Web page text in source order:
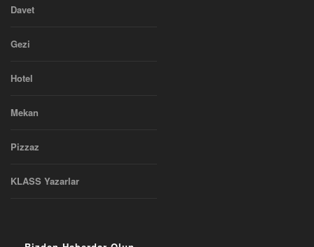
Davet
Gezi
Hotel
Mekan
Pizzaz
KLASS Yazarlar